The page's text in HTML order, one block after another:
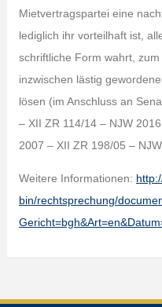
Mietvertragspartei eine
lediglich ihr vorteilhaft ist,
schriftliche Form wahrt,
inzwischen lästig
lösen (im Anschluss an
– XII ZR 114/14 – NJW
2007 – XII ZR 198/05 –
Weitere Informationen:
bin/rechtsprechung/